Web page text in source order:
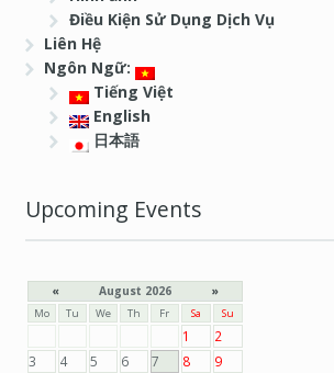
Điều Kiện Sử Dụng Dịch Vụ
Liên Hệ
Ngôn Ngữ:
Tiếng Việt
English
日本語
Upcoming Events
« August 2026 »
Mo Tu We Th Fr Sa Su
1
2
3
4 5 6 7 8
9